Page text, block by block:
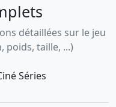
détaillées sur le jeu
poids, taille, ...)
Séries